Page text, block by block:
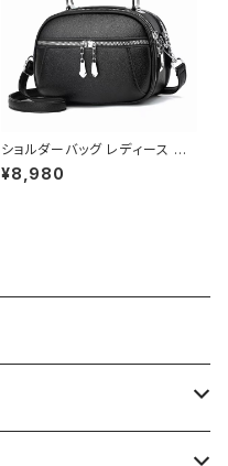
ショルダーバッグ レディース 斜
めがけ 小さめ 2way バッグ 合
皮 軽量 ミニバッグ おしゃれ 可
¥8,980